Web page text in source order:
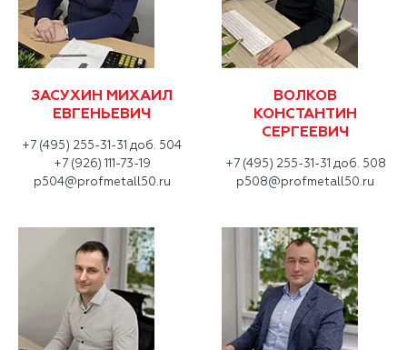
ЗАСУХИН МИХАИЛ
ЕВГЕНЬЕВИЧ
+7 (495) 255-31-31 доб. 504
+7 (926) 111-73-19
p504@profmetall50.ru
ВОЛКОВ
КОНСТАНТИН
СЕРГЕЕВИЧ
+7 (495) 255-31-31 доб. 508
p508@profmetall50.ru